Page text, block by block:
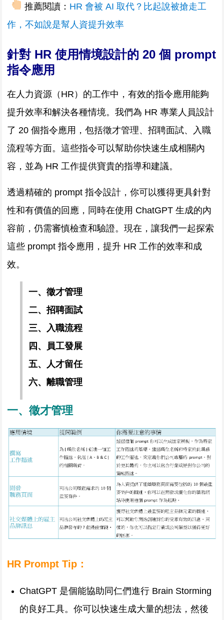
推薦閱讀： HR 會被 AI 取代？比起說被搶走工
作，不如說是幫人資提升效率
針對 HR 使用情境設計的 20 個 prompt
指令應用
在人力資源（HR）的工作中，有效的指令應用能夠
提升效率和解決各種情境。我們為 HR 專業人員設計
了 20 個指令應用，包括徵才管理、招聘面試、入職
流程等方面。這些指令可以幫助你快速生成相關內
容，並為 HR 工作提供寶貴的指導和建議。
透過精確的 prompt 指令設計，你可以獲得更具針對
性和有價值的回應，同時在使用 ChatGPT 生成的內
容前，仍需審慎檢查和驗證。現在，讓我們一起探索
這些 prompt 指令應用，提升 HR 工作的效率和成
效。
一、徵才管理
二、招聘面試
三、入職流程
四、員工發展
五、人才留任
六、離職管理
一、徵才管理
HR Prompt Tip：
ChatGPT 是個能協助同仁們進行 Brain Storming
的良好工具。你可以快速生成大量的想法，然後